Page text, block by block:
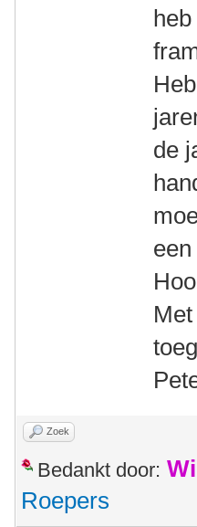
de
Zoek
Bedankt door:
Roepers